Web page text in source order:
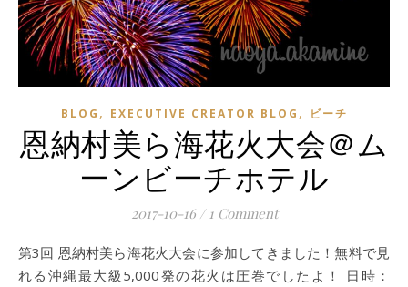
BLOG , EXECUTIVE CREATOR BLOG , ビーチ
恩納村美ら海花火大会＠ム
ーンビーチホテル
2017-10-16 / 1 Comment
第3回 恩納村美ら海花火大会に参加してきました！無料で見
れる沖縄最大級5,000発の花火は圧巻でしたよ！ 日時：